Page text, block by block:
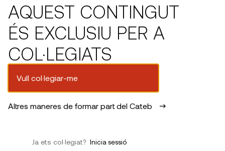
AQUEST CONTINGUT
ÉS EXCLUSIU PER A
COL·LEGIATS
Vull col·legiar-me
Altres maneres de formar part del Cateb
Ja ets col·legiat? Inicia sessió